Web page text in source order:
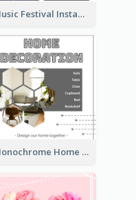
Music Festival Instagram Post In Dark Colour Tone
Monochrome Home Decoration Sample Instagram Post